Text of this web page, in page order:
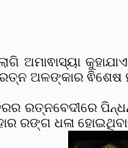
ଅମାଵାସ୍ୟା
ଅଳଙ୍କାର ଵିଶେଷ
ରତ୍ନବେଦୀରେ
ରଙ୍ଗ ଧଳା ହୋଇଥିବାରୁ